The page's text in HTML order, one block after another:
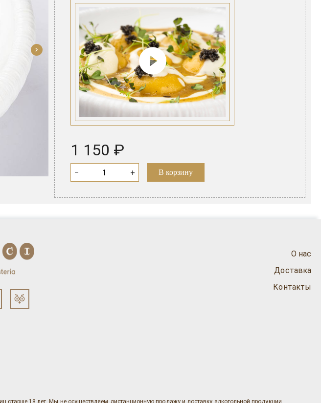
1 150 ₽
− + В корзину
О нас
Доставка
Контакты
18 лет. Мы не осуществляем дистанционную продажу и доставку алкогольной продукции.